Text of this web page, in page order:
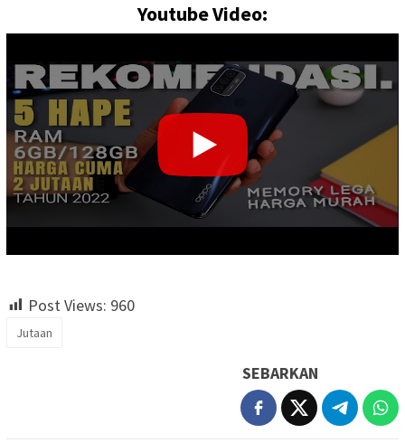
Youtube Video:
Post Views: 960
Jutaan
SEBARKAN